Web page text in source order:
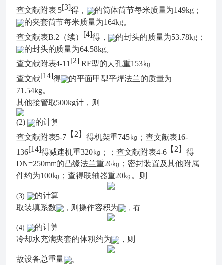
查文献附表 5[3]得，
的筒体筒节每米质量为149kg；
的夹套筒节每米质量为164kg。
查文献表B.2（续） [4]得，
的封头的质量为53.78kg；
的封头的质量为64.58kg。
查文献附表4-11 [2] RF型的人孔重153㎏
查文献[14]得
的平面甲型平焊法兰的质量为
71.54kg。
其他接管取500kg计，则
(2)
的计算
查文献附表5-7 【2】得机架重745㎏；查文献表16-
136[14]得减速机重320㎏；；查文献附表4-6 【2】得
DN=250mm的凸缘法兰重26㎏；密封装置及其他附属
件约为100㎏；查得联轴器重20㎏。则
(3)
的计算
取装填系数
， 则操作容积为 ，有
(4)
的计算
冷却水充满夹套的体积约为
，则
故设备总重量 。